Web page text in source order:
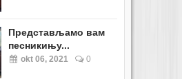
Представљамо вам
песникињу...
okt 06, 2021 0